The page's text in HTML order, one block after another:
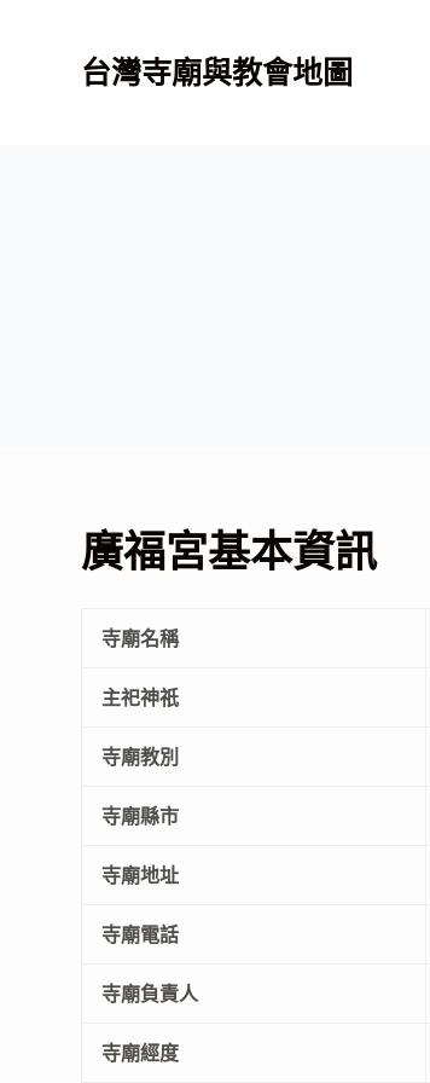
台灣寺廟與教會地圖
廣福宮基本資訊
寺廟名稱
主祀神祇
寺廟教別
寺廟縣市
寺廟地址
寺廟電話
寺廟負責人
寺廟經度